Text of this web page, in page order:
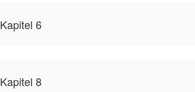
Kapitel 6
Kapitel 8